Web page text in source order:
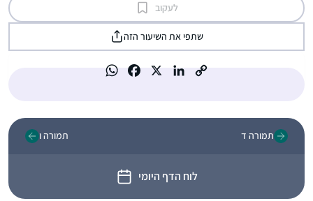
לעקוב
שתפי את השיעור הזה
תמורה ד
לוח הדף היומי
תמורה ו